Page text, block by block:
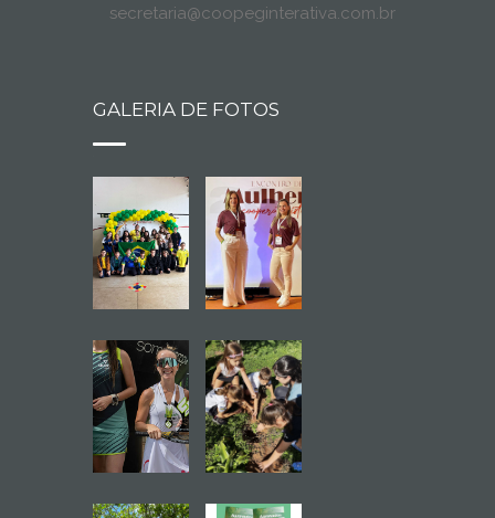
secretaria@coopeginterativa.com.br
GALERIA DE FOTOS